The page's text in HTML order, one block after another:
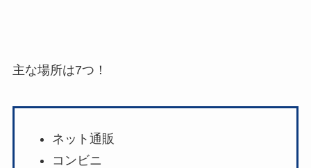
主な場所は7つ！
ネット通販
コンビニ